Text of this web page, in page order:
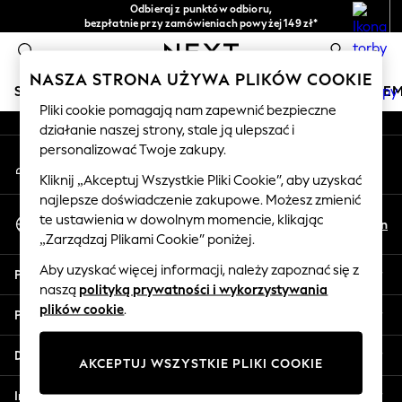
Odbieraj z punktów odbioru,
bezpłatnie przy zamówieniach powyżej 149 zł*
Łatwe zwroty*
0
SKLEP WAKACYJNY
HOLIDAY SHOP
Women's Holiday Shop
All Swimwear
All Beachwear
Bags & Accessories
Beach Dresses & Kaftans
Dresses
Flip Flops
Sliders
Jumpsuits & Playsuits
Sandals
Shorts
An error occurred on client
Nasze media społecznościowe
Moje konto
Zaloguj się na swoje konto
Wybierz Język
Polski
En
Pomoc
Prywatność i zasady prawne
Działy
Inne usługi
NASZA STRONA UŻYWA PLIKÓW COOKIE
Pliki cookie pomagają nam zapewnić bezpieczne
działanie naszej strony, stale ją ulepszać i
personalizować Twoje zakupy.
Kliknij „Akceptuj Wszystkie Pliki Cookie”, aby uzyskać
najlepsze doświadczenie zakupowe. Możesz zmienić
te ustawienia w dowolnym momencie, klikając
„Zarządzaj Plikami Cookie” poniżej.
Aby uzyskać więcej informacji, należy zapoznać się z
naszą polityką prywatności i wykorzystywania
plików cookie.
AKCEPTUJ WSZYSTKIE PLIKI COOKIE